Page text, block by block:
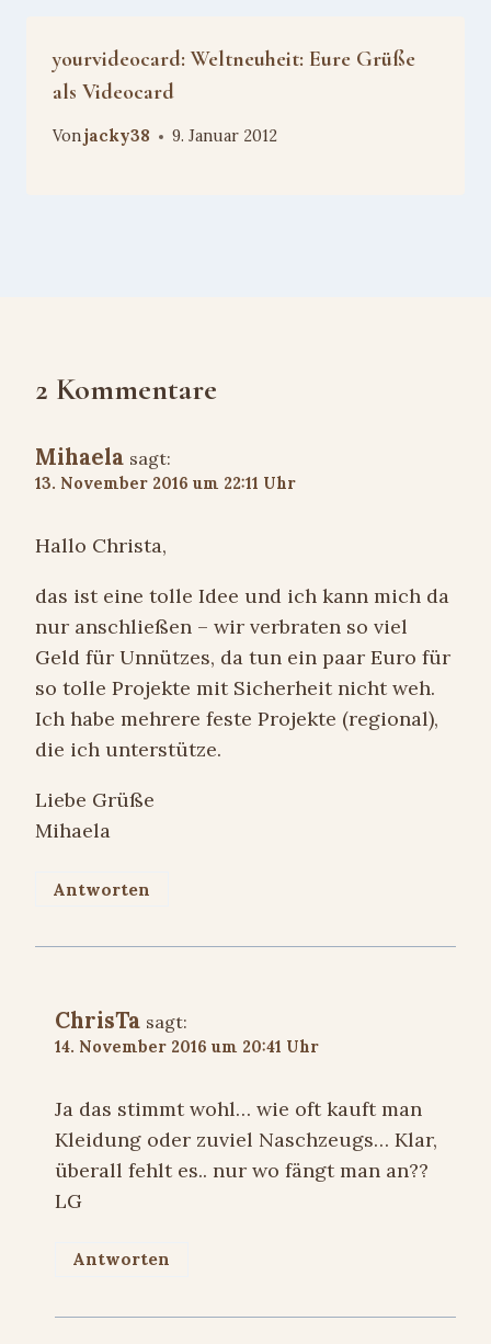
yourvideocard: Weltneuheit: Eure Grüße
als Videocard
Vonjacky38 9. Januar 2012
2 Kommentare
Mihaela sagt:
13. November 2016 um 22:11 Uhr
Hallo Christa,
das ist eine tolle Idee und ich kann mich da
nur anschließen – wir verbraten so viel
Geld für Unnützes, da tun ein paar Euro für
so tolle Projekte mit Sicherheit nicht weh.
Ich habe mehrere feste Projekte (regional),
die ich unterstütze.
Liebe Grüße
Mihaela
Antworten
ChrisTa sagt:
14. November 2016 um 20:41 Uhr
Ja das stimmt wohl… wie oft kauft man
Kleidung oder zuviel Naschzeugs… Klar,
überall fehlt es.. nur wo fängt man an??
LG
Antworten